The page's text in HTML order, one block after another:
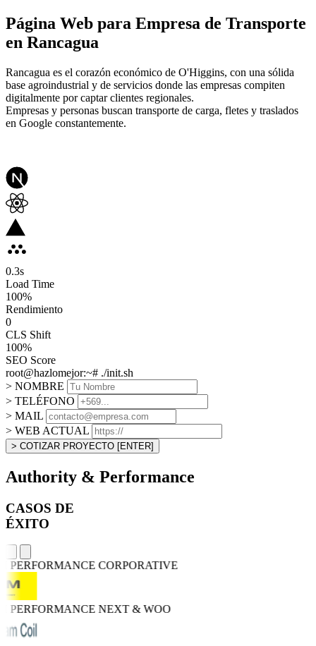
Página Web para Empresa de Transporte
en Rancagua
Rancagua es el corazón económico de O'Higgins, con una sólida
base agroindustrial y de servicios donde las empresas compiten
digitalmente por captar clientes regionales.
Empresas y personas buscan transporte de carga, fletes y traslados
en Google constantemente.
0.3s
Load Time
100%
Rendimiento
0
CLS Shift
100%
SEO Score
root@hazlomejor:~# ./init.sh
> NOMBRE
> TELÉFONO
> MAIL
> WEB ACTUAL
> COTIZAR PROYECTO [ENTER]
Authority & Performance
CASOS DE
ÉXITO
PERFORMANCECORPORATIVE
PERFORMANCENEXT & WOO